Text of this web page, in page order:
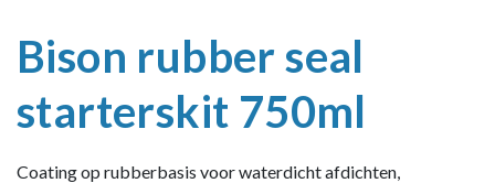
Bison rubber seal
starterskit 750ml
Coating op rubberbasis voor waterdicht afdichten,